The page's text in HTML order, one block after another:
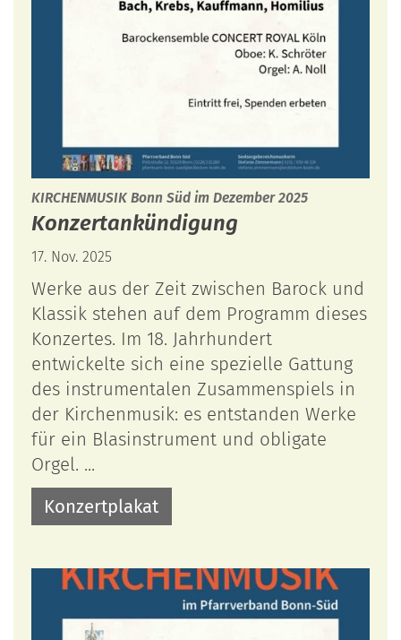
KIRCHENMUSIK Bonn Süd im Dezember 2025:
Konzertankündigung
17. Nov. 2025
Werke aus der Zeit zwischen Barock und
Klassik stehen auf dem Programm dieses
Konzertes. Im 18. Jahrhundert
entwickelte sich eine spezielle Gattung
des instrumentalen Zusammenspiels in
der Kirchenmusik: es entstanden Werke
für ein Blasinstrument und obligate
Orgel. ...
Konzertplakat